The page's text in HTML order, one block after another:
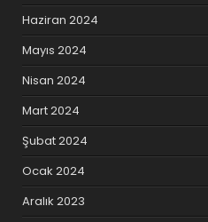
Haziran 2024
Mayıs 2024
Nisan 2024
Mart 2024
Şubat 2024
Ocak 2024
Aralık 2023